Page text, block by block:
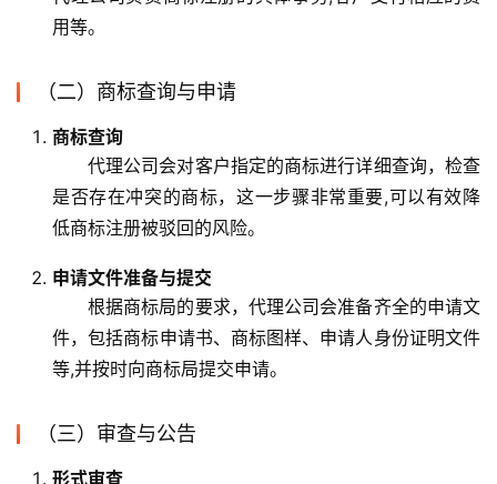
用等。
（二）商标查询与申请
商标查询
代理公司会对客户指定的商标进行详细查询，检查
是否存在冲突的商标，这一步骤非常重要,可以有效降
低商标注册被驳回的风险。
申请文件准备与提交
根据商标局的要求，代理公司会准备齐全的申请文
件，包括商标申请书、商标图样、申请人身份证明文件
等,并按时向商标局提交申请。
（三）审查与公告
形式审查